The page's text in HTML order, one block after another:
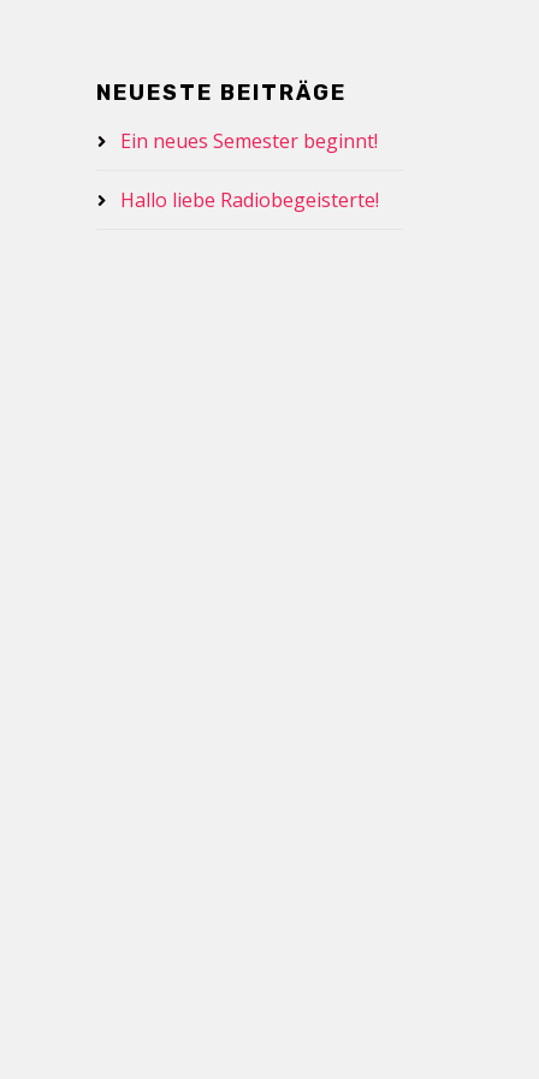
NEUESTE BEITRÄGE
Ein neues Semester beginnt!
Hallo liebe Radiobegeisterte!